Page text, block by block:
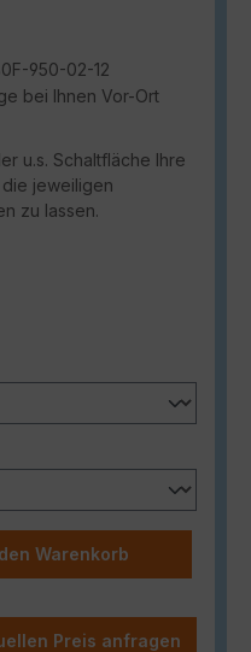
950-02-12
bei Ihnen Vor-Ort
u.s. Schaltfläche Ihre
jeweiligen
zu lassen.
den
Warenkorb
Preis anfragen